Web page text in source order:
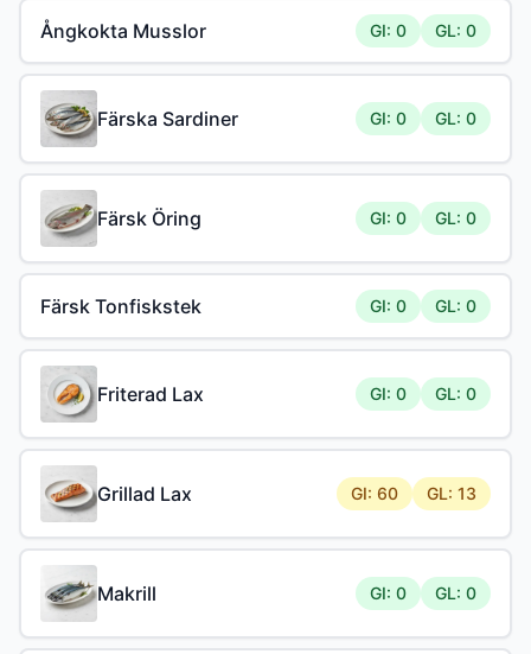
Ångkokta Musslor GI: 0 GL: 0
Färska Sardiner GI: 0 GL: 0
Färsk Öring GI: 0 GL: 0
Färsk Tonfiskstek GI: 0 GL: 0
Friterad Lax GI: 0 GL: 0
Grillad Lax GI: 60 GL: 13
Makrill GI: 0 GL: 0